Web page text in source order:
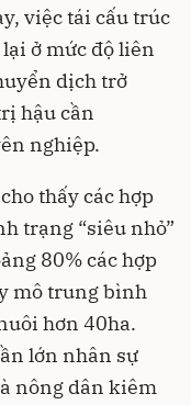
việc tái cấu trúc
ở mức độ liên
dịch trở
hậu cần
nghiệp.
thấy các hợp
trạng “siêu nhỏ”
80% các hợp
mô trung bình
hơn 40ha.
lớn nhân sự
nông dân kiêm